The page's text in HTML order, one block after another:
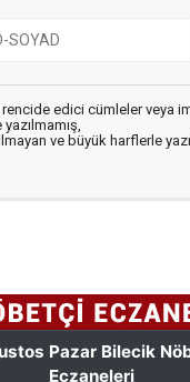
edici cümleler veya
ve büyük harflerle